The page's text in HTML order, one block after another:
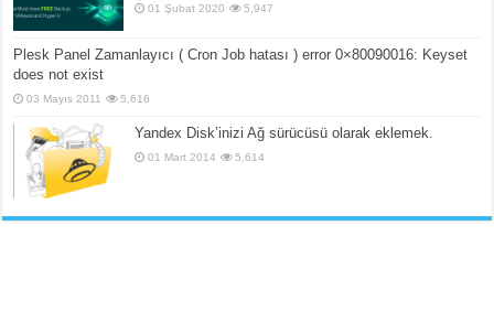
01 Şubat 2020 5,947
Plesk Panel Zamanlayıcı ( Cron Job hatası ) error 0×80090016: Keyset
does not exist
03 Mayıs 2011 5,616
Yandex Disk’inizi Ağ sürücüsü olarak eklemek.
01 Mart 2014 5,614